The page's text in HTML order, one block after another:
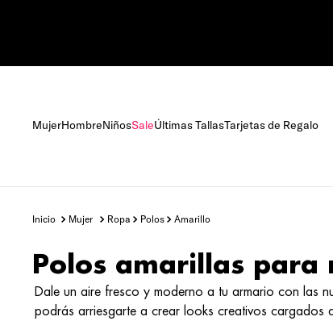
MujerHombreNiñosSaleÚltimas TallasTarjetas de Regalo
mujer ropa polos amarillo
Polos amarillas para
Dale un aire fresco y moderno a tu armario con las
podrás arriesgarte a crear looks creativos cargados